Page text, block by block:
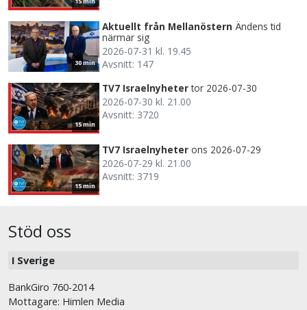
30 min
Aktuellt från Mellanöstern Ändens tid
närmar sig
2026-07-31 kl. 19.45
Avsnitt: 147
15 min
TV7 Israelnyheter tor 2026-07-30
2026-07-30 kl. 21.00
Avsnitt: 3720
15 min
TV7 Israelnyheter ons 2026-07-29
2026-07-29 kl. 21.00
Avsnitt: 3719
Stöd oss
I Sverige
BankGiro 760-2014
Mottagare: Himlen Media